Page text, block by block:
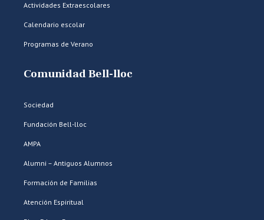
Actividades Extraescolares
Calendario escolar
Programas de Verano
Comunidad Bell-lloc
Sociedad
Fundación Bell-lloc
AMPA
Alumni – Antiguos Alumnos
Formación de Familias
Atención Espiritual